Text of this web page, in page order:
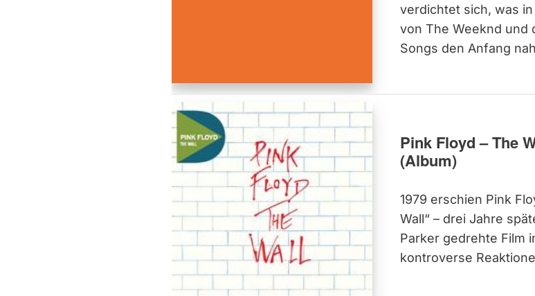
verdichtet sich, was
von The Weeknd und
Songs den Anfang
Pink Floyd – The
(Album)
1979 erschien Pink
Wall“ – drei Jahre
Parker gedrehte Film
kontroverse